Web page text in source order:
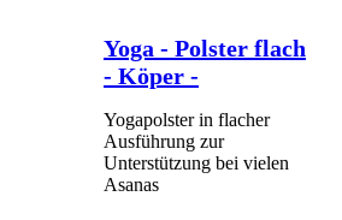
Yoga - Polster flach
- Köper -
Yogapolster in flacher
Ausführung zur
Unterstützung bei vielen
Asanas